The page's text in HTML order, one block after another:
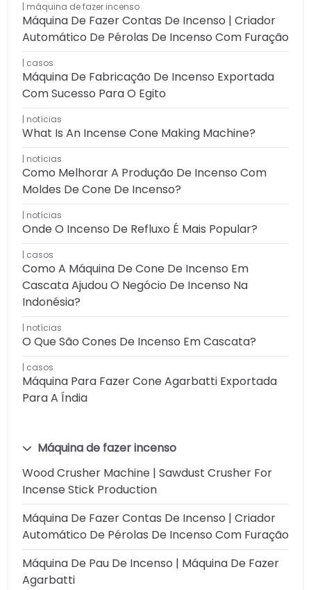
máquina de fazer incenso
Máquina De Fazer Contas De Incenso | Criador
Automático De Pérolas De Incenso Com Furação
casos
Máquina De Fabricação De Incenso Exportada
Com Sucesso Para O Egito
notícias
What Is An Incense Cone Making Machine?
notícias
Como Melhorar A Produção De Incenso Com
Moldes De Cone De Incenso?
notícias
Onde O Incenso De Refluxo É Mais Popular?
casos
Como A Máquina De Cone De Incenso Em
Cascata Ajudou O Negócio De Incenso Na
Indonésia?
notícias
O Que São Cones De Incenso Em Cascata?
casos
Máquina Para Fazer Cone Agarbatti Exportada
Para A Índia
Máquina de fazer incenso
Wood Crusher Machine | Sawdust Crusher For
Incense Stick Production
Máquina De Fazer Contas De Incenso | Criador
Automático De Pérolas De Incenso Com Furação
Máquina De Pau De Incenso | Máquina De Fazer
Agarbatti